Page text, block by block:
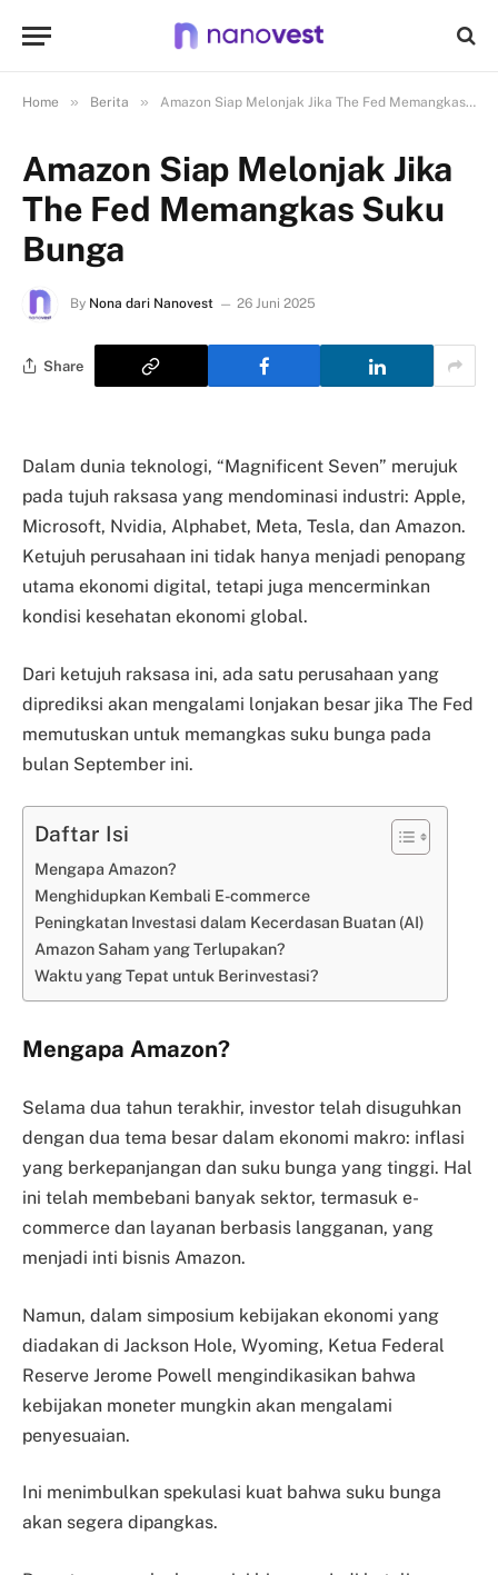
Home » Berita » Amazon Siap Melonjak Jika The Fed Memangkas Suku Bunga
Amazon Siap Melonjak Jika
The Fed Memangkas Suku
Bunga
By Nona dari Nanovest 26 Juni 2025
Share
Dalam dunia teknologi, “Magnificent Seven” merujuk
pada tujuh raksasa yang mendominasi industri: Apple,
Microsoft, Nvidia, Alphabet, Meta, Tesla, dan Amazon.
Ketujuh perusahaan ini tidak hanya menjadi penopang
utama ekonomi digital, tetapi juga mencerminkan
kondisi kesehatan ekonomi global.
Dari ketujuh raksasa ini, ada satu perusahaan yang
diprediksi akan mengalami lonjakan besar jika The Fed
memutuskan untuk memangkas suku bunga pada
bulan September ini.
Daftar Isi
Mengapa Amazon?
Menghidupkan Kembali E-commerce
Peningkatan Investasi dalam Kecerdasan Buatan (AI)
Amazon Saham yang Terlupakan?
Waktu yang Tepat untuk Berinvestasi?
Mengapa Amazon?
Selama dua tahun terakhir, investor telah disuguhkan
dengan dua tema besar dalam ekonomi makro: inflasi
yang berkepanjangan dan suku bunga yang tinggi. Hal
ini telah membebani banyak sektor, termasuk e-
commerce dan layanan berbasis langganan, yang
menjadi inti bisnis Amazon.
Namun, dalam simposium kebijakan ekonomi yang
diadakan di Jackson Hole, Wyoming, Ketua Federal
Reserve Jerome Powell mengindikasikan bahwa
kebijakan moneter mungkin akan mengalami
penyesuaian.
Ini menimbulkan spekulasi kuat bahwa suku bunga
akan segera dipangkas.